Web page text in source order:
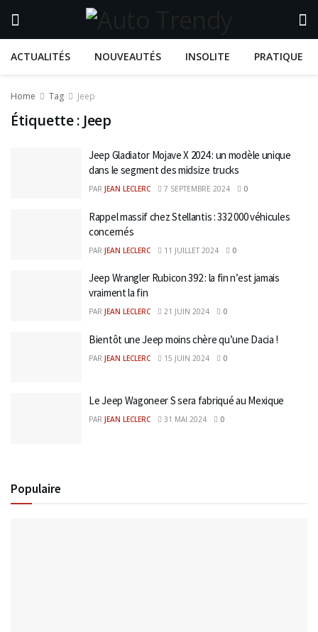
ACTUALITÉS NOUVEAUTÉS INSOLITE PRATIQUE
Home Tag Jeep
Étiquette : Jeep
Jeep Gladiator Mojave X 2024 : un modèle unique
dans le segment des midsize trucks
PAR JEAN LECLERC 7 SEPTEMBRE 2024 0
Rappel massif chez Stellantis : 332 000 véhicules
concernés
PAR JEAN LECLERC 11 JUILLET 2024 0
Jeep Wrangler Rubicon 392 : la fin n’est jamais
vraiment la fin
PAR JEAN LECLERC 21 JUIN 2024 0
Bientôt une Jeep moins chère qu’une Dacia !
PAR JEAN LECLERC 15 JUIN 2024 0
Le Jeep Wagoneer S sera fabriqué au Mexique
PAR JEAN LECLERC 31 MAI 2024 0
Populaire